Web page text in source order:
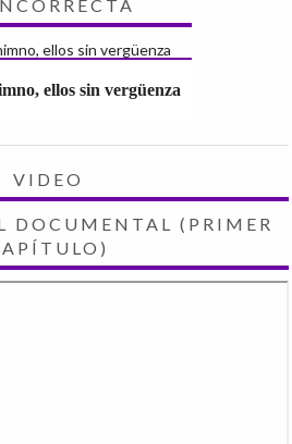
ellos sin vergüenza
VIDEO
DOCUMENTAL (PRIMER